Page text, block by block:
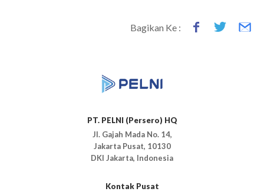
Bagikan Ke :
PT. PELNI (Persero) HQ
Jl. Gajah Mada No. 14,
Jakarta Pusat, 10130
DKI Jakarta, Indonesia
Kontak Pusat